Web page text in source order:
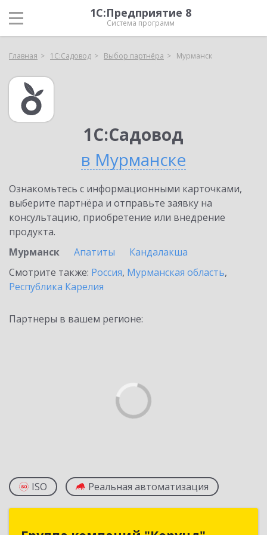
1С:Предприятие 8
Система программ
Главная 1С:Садовод Выбор партнёра Мурманск
1С:Садовод
в Мурманске
Ознакомьтесь с информационными карточками,
выберите партнёра и отправьте заявку на
консультацию, приобретение или внедрение
продукта.
Мурманск
Апатиты
Кандалакша
Смотрите также: Россия, Мурманская область,
Республика Карелия
Партнеры в вашем регионе:
ISO Реальная автоматизация
Группа компаний "Корунд"